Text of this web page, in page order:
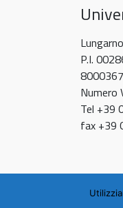
P.I.
Numero
Tel +39
fax +39
© 2026